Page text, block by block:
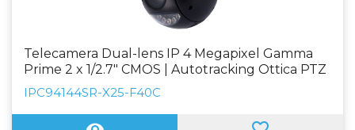
Telecamera Dual-lens IP 4 Megapixel Gamma
Prime 2 x 1/2.7" CMOS | Autotracking Ottica PTZ
4.8~120mm (25X) | Ottica Fissa 4mm Audio, PoE+,
Micro SD. WEB, Software CMS, Smartphone e
NVR
IPC94144SR-X25-F40C